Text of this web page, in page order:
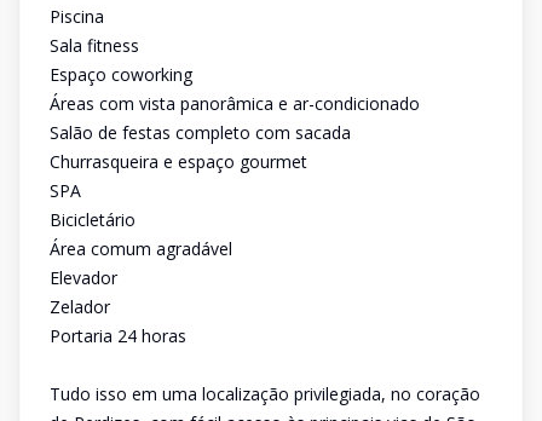
Piscina
Sala fitness
Espaço coworking
Áreas com vista panorâmica e ar-condicionado
Salão de festas completo com sacada
Churrasqueira e espaço gourmet
SPA
Bicicletário
Área comum agradável
Elevador
Zelador
Portaria 24 horas
Tudo isso em uma localização privilegiada, no coração